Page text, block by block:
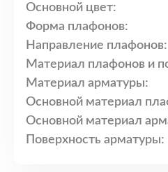
Основной цвет:
Форма плафонов:
Направление плафонов:
Материал плафонов и
Материал арматуры:
Основной материал
Основной материал
Поверхность арматуры: